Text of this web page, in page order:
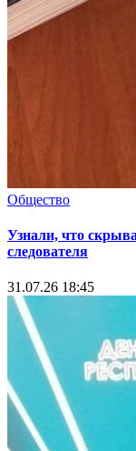
Общество
Узнали, что
следователя
31.07.26 18:45